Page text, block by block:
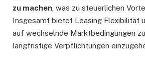
zu machen , was zu steuerlichen
Insgesamt bietet Leasing Flexibilität
auf wechselnde Marktbedingungen
langfristige Verpflichtungen